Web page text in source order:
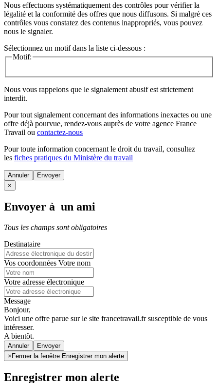
Nous effectuons systématiquement des contrôles pour vérifier la
légalité et la conformité des offres que nous diffusons. Si malgré ces
contrôles vous constatez des contenus inappropriés, vous pouvez
nous le signaler.
Sélectionnez un motif dans la liste ci-dessous :
Motif:
Nous vous rappelons que le signalement abusif est strictement
interdit.
Pour tout signalement concernant des informations inexactes ou une
offre déjà pourvue, rendez-vous auprès de votre agence France
Travail ou contactez-nous
Pour toute information concernant le droit du travail, consultez
les fiches pratiques du Ministère du travail
Annuler
×
Envoyer à un ami
Tous les champs sont obligatoires
Destinataire
Vos coordonnées Votre nom
Votre adresse électronique
Message
Bonjour,
Voici une offre parue sur le site francetravail.fr susceptible de vous
intéresser.
A bientôt.
Annuler
× Fermer la fenêtre Enregistrer mon alerte
Enregistrer mon alerte